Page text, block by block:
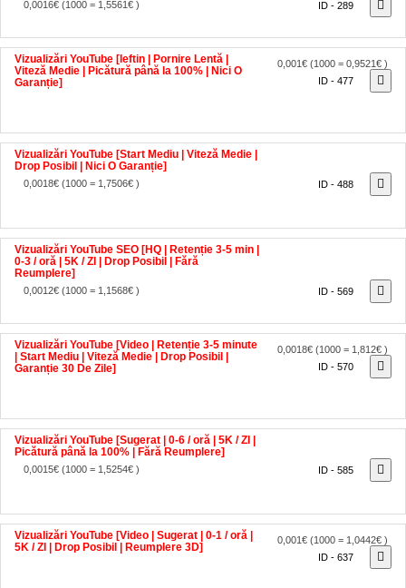
Vizualizări YouTube [Ieftin | Pornire Lentă |
Viteză Medie | Picătură până la 100% | Nici O
Garanție]
0,001€(1000 = 0,9521€ )
ID - 477
Vizualizări YouTube [Start Mediu | Viteză Medie |
Drop Posibil | Nici O Garanție]
0,0018€(1000 = 1,7506€ )
Vizualizări YouTube SEO [HQ | Retenție 3-5 min |
0-3 / oră | 5K / ZI | Drop Posibil | Fără
Reumplere]
0,0012€(1000 = 1,1568€ )
Vizualizări YouTube [Video | Retenție 3-5 minute
| Start Mediu | Viteză Medie | Drop Posibil |
Garanție 30 De Zile]
0,0018€(1000 = 1,812€ )
ID - 570
Vizualizări YouTube [Sugerat | 0-6 / oră | 5K / ZI |
Picătură până la 100% | Fără Reumplere]
0,0015€(1000 = 1,5254€ )
Vizualizări YouTube [Video | Sugerat | 0-1 / oră |
5K / ZI | Drop Posibil | Reumplere 3D]
0,001€(1000 = 1,0442€ )
ID - 637